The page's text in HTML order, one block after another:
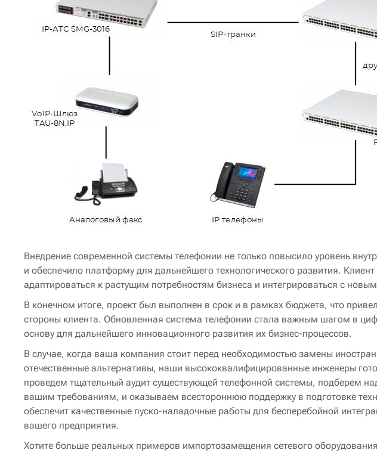
Внедрение современной системы телефонии не только повысило уровень
и обеспечило платформу для дальнейшего технологического развития.
адаптироваться к растущим потребностям бизнеса и интегрироваться с
В конечном итоге, проект был выполнен в срок и в рамках бюджета, что
стороны клиента. Обновленная система телефонии стала важным шагом в
основу для дальнейшего инновационного развития их бизнес-процессов.
В случае, когда ваша компания стоит перед необходимостью замены
отечественные альтернативы, наши высококвалифицированные инженеры
проведем тщательный аудит существующей телефонной системы, подберем
вашим требованиям, и оказываем всестороннюю поддержку в подготовке
обеспечит качественные пуско-наладочные работы для бесперебойной
вашего предприятия.
Хотите больше реальных примеров импортозамещения сетевого